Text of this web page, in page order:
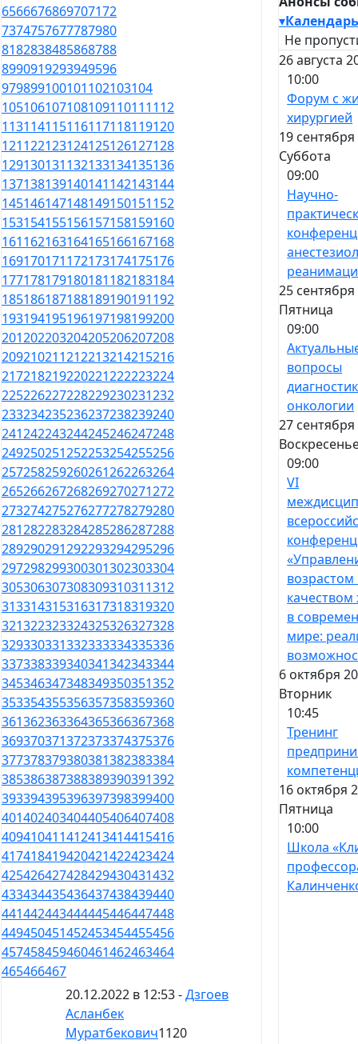
6566676869707172
7374757677787980
8182838485868788
8990919293949596
979899100101102103104
105106107108109110111112
113114115116117118119120
121122123124125126127128
129130131132133134135136
137138139140141142143144
145146147148149150151152
153154155156157158159160
161162163164165166167168
169170171172173174175176
177178179180181182183184
185186187188189190191192
193194195196197198199200
201202203204205206207208
209210211212213214215216
217218219220221222223224
225226227228229230231232
233234235236237238239240
241242243244245246247248
249250251252253254255256
257258259260261262263264
265266267268269270271272
273274275276277278279280
281282283284285286287288
289290291292293294295296
297298299300301302303304
305306307308309310311312
313314315316317318319320
321322323324325326327328
329330331332333334335336
337338339340341342343344
345346347348349350351352
353354355356357358359360
361362363364365366367368
369370371372373374375376
377378379380381382383384
385386387388389390391392
393394395396397398399400
401402403404405406407408
409410411412413414415416
417418419420421422423424
425426427428429430431432
433434435436437438439440
441442443444445446447448
449450451452453454455456
457458459460461462463464
465466467
20.12.2022 в 12:53 -Дзгоев
Асланбек
Муратбекович1120
▾
Не
26 августа
10:00
Форум с
хирургией
19
Суббота
09:00
Научно-
25 сентября
Пятница
09:00
вопросы
онкологии
27 сентября
09:00
VI
возрастом
в
мире:
6 октября
Вторник
10:45
Тренинг
16 октября
Пятница
10:00
Школа